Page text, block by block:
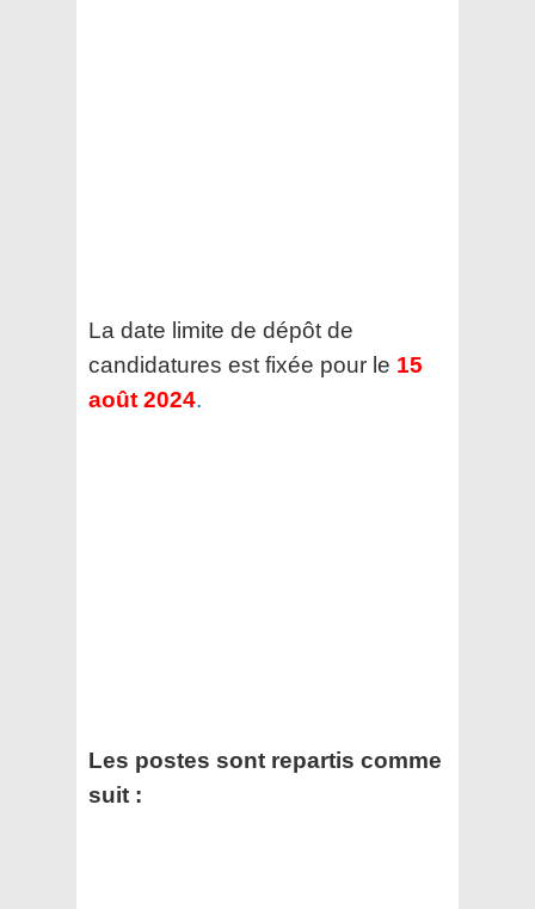
La date limite de dépôt de
candidatures est fixée pour le 15
août 2024.
Les postes sont repartis comme
suit :